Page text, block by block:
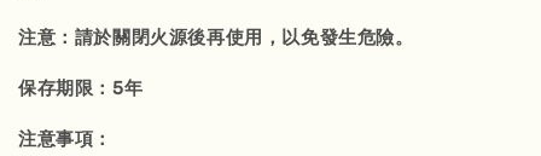
注意：請於關閉火源後再使用，以免發生危險。
保存期限：5年
注意事項：